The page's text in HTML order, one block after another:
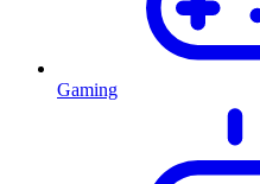
Gaming